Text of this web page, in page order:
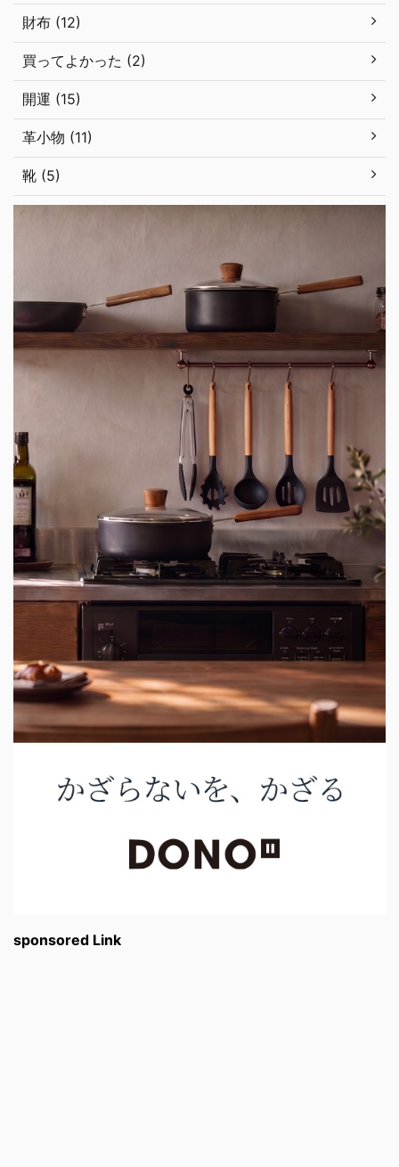
財布 (12)
買ってよかった (2)
開運 (15)
革小物 (11)
靴 (5)
sponsored Link